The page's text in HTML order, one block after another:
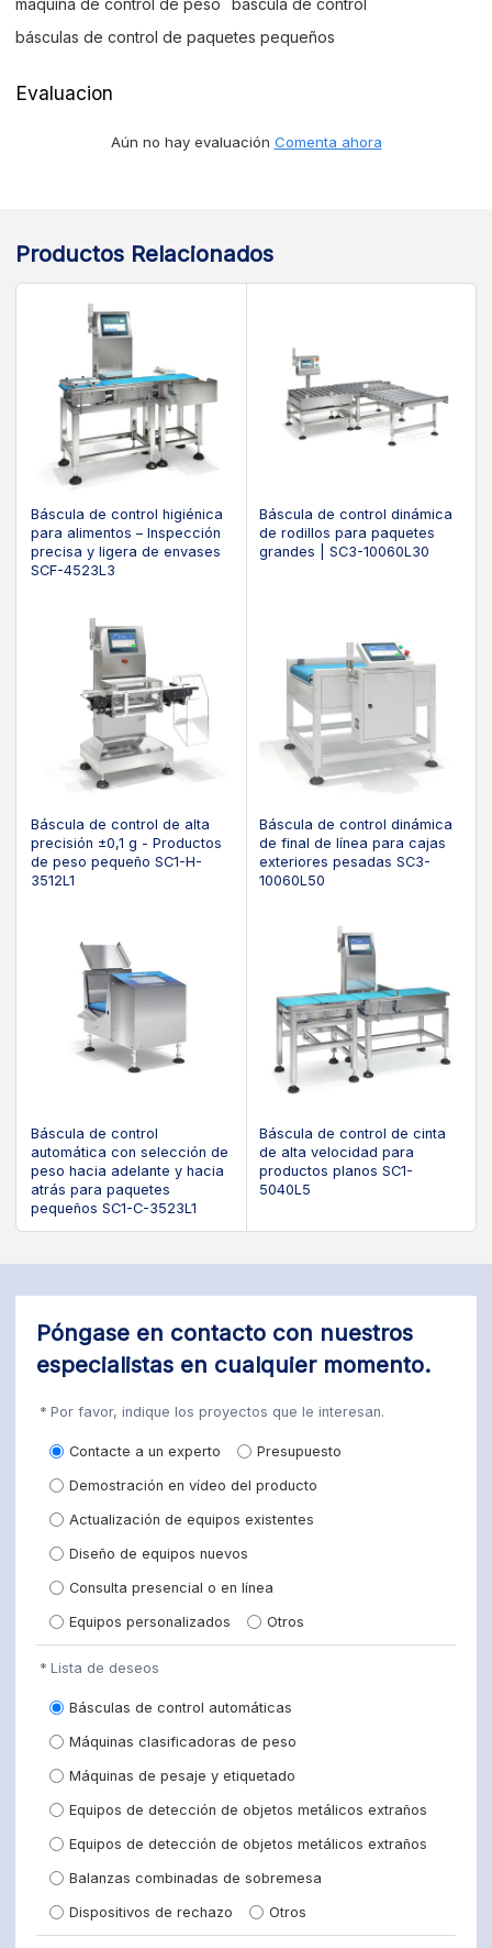
máquina de control de peso
báscula de control
básculas de control de paquetes pequeños
Evaluacion
Aún no hay evaluación Comenta ahora
Productos Relacionados
Báscula de control higiénica
para alimentos – Inspección
precisa y ligera de envases
SCF-4523L3
Báscula de control dinámica
de rodillos para paquetes
grandes | SC3-10060L30
Báscula de control de alta
precisión ±0,1 g - Productos
de peso pequeño SC1-H-
3512L1
Báscula de control dinámica
de final de línea para cajas
exteriores pesadas SC3-
10060L50
Báscula de control
automática con selección de
peso hacia adelante y hacia
atrás para paquetes
pequeños SC1-C-3523L1
Báscula de control de cinta
de alta velocidad para
productos planos SC1-
5040L5
Póngase en contacto con nuestros
especialistas en cualquier momento.
Por favor, indique los proyectos que le interesan.
Contacte a un experto Presupuesto
Demostración en vídeo del producto
Actualización de equipos existentes
Diseño de equipos nuevos
Consulta presencial o en línea
Equipos personalizados Otros
Lista de deseos
Básculas de control automáticas
Máquinas clasificadoras de peso
Máquinas de pesaje y etiquetado
Equipos de detección de objetos metálicos extraños
Equipos de detección de objetos metálicos extraños
Balanzas combinadas de sobremesa
Dispositivos de rechazo Otros